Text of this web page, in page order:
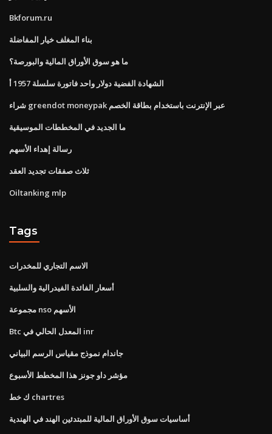
Bkforum.ru
بناء المغلف خيار المفاضلة
ما هو سوق الأوراق المالية والبورصة؟
الشهادة الفضية دولار واحد فاتورة سلسلة 1957 أ
شراء greendot moneypak عبر الإنترنت باستخدام بطاقة الخصم
ما الجديد في المخططات الموسيقية
رسالة إهداء الأسهم
ثلاث صفقات تجديد العقد
Oiltanking mlp
Tags
الاسم التجاري للمخدرات
أسعار الفائدة الفيدرالية والسلبية
مجموعة nso الأسهم
Btc المعدل الحالي في inr
جاندام نموذج مقياس الرسم البياني
مؤشر داو جونز هذا المخطط الأسبوع
ك خط chartres
أساسيات سوق الأوراق المالية للمبتدئين الهند في الهندية